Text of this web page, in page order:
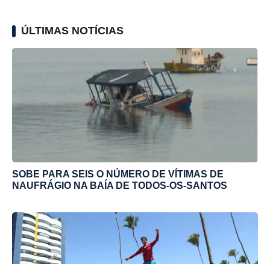
ÚLTIMAS NOTÍCIAS
SOBE PARA SEIS O NÚMERO DE VÍTIMAS DE
NAUFRÁGIO NA BAÍA DE TODOS-OS-SANTOS